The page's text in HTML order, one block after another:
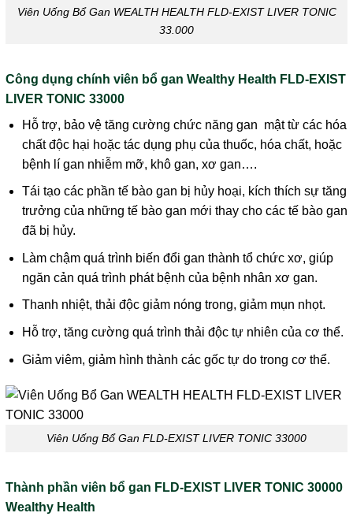
Viên Uống Bổ Gan WEALTH HEALTH FLD-EXIST LIVER TONIC
33.000
Công dụng chính viên bổ gan Wealthy Health FLD-EXIST
LIVER TONIC 33000
Hỗ trợ, bảo vệ tăng cường chức năng gan mật từ các hóa
chất độc hại hoặc tác dụng phụ của thuốc, hóa chất, hoặc
bệnh lí gan nhiễm mỡ, khô gan, xơ gan….
Tái tạo các phần tế bào gan bị hủy hoại, kích thích sự tăng
trưởng của những tế bào gan mới thay cho các tế bào gan
đã bị hủy.
Làm chậm quá trình biến đổi gan thành tổ chức xơ, giúp
ngăn cản quá trình phát bệnh của bệnh nhân xơ gan.
Thanh nhiệt, thải độc giảm nóng trong, giảm mụn nhọt.
Hỗ trợ, tăng cường quá trình thải độc tự nhiên của cơ thể.
Giảm viêm, giảm hình thành các gốc tự do trong cơ thể.
Viên Uống Bổ Gan FLD-EXIST LIVER TONIC 33000
Thành phần viên bổ gan FLD-EXIST LIVER TONIC 30000
Wealthy Health